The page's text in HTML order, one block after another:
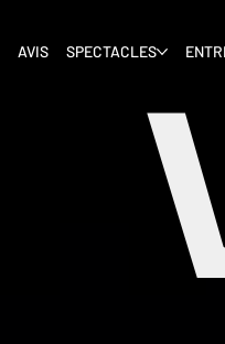
AVIS SPECTACLES